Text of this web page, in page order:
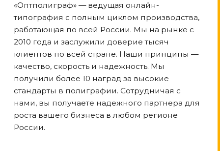
«Оптполиграф» — ведущая онлайн-
типография с полным циклом производства,
работающая по всей России. Мы на рынке с
2010 года и заслужили доверие тысяч
клиентов по всей стране. Наши принципы —
качество, скорость и надежность. Мы
получили более 10 наград за высокие
стандарты в полиграфии. Сотрудничая с
нами, вы получаете надежного партнера для
роста вашего бизнеса в любом регионе
России.